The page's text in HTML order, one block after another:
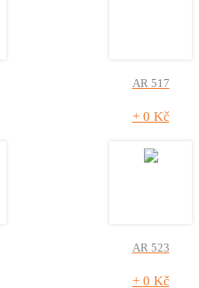
AR 517
+ 0 Kč
AR 523
+ 0 Kč